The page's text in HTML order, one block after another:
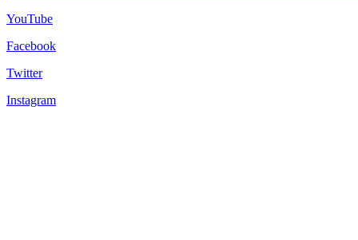
YouTube
Facebook
Twitter
Instagram